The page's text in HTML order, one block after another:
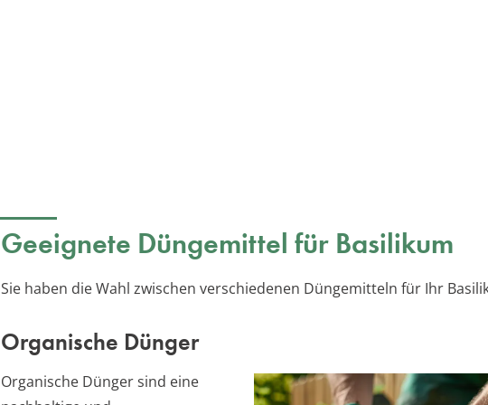
Geeignete Düngemittel für Basilikum
Sie haben die Wahl zwischen verschiedenen Düngemitteln für Ihr
Organische Dünger
Organische Dünger sind eine